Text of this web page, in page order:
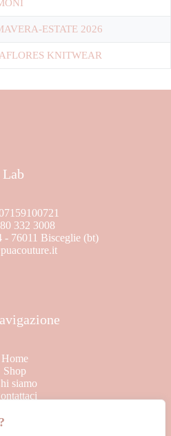
ESTATE 2026
KNITWEAR
Lab
332 3008
- 76011 Bisceglie (bt)
Home
Shop
siamo